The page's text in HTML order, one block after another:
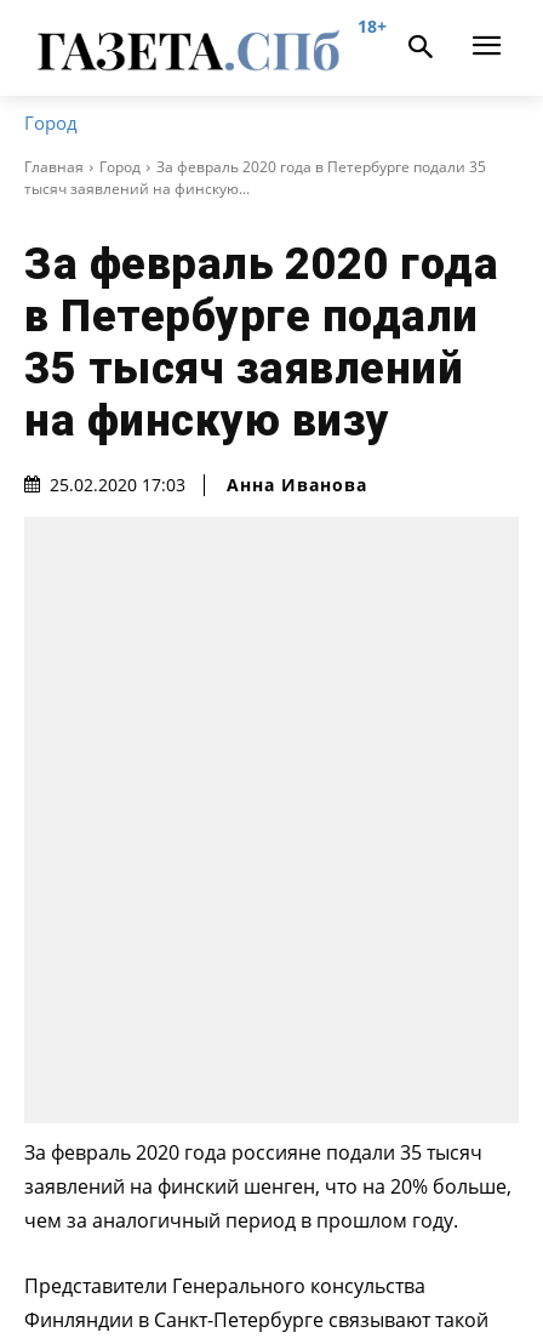
18+
Город
Главная Город
За февраль 2020 года в Петербурге подали 35
тысяч заявлений на финскую...
За февраль 2020 года
в Петербурге подали
35 тысяч заявлений
на финскую визу
25.02.2020 17:03 Анна Иванова
За февраль 2020 года россияне подали 35 тысяч
заявлений на финский шенген, что на 20% больше,
чем за аналогичный период в прошлом году.
Представители Генерального консульства
Финляндии в Санкт-Петербурге связывают такой